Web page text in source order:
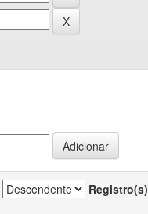
Registro(s)